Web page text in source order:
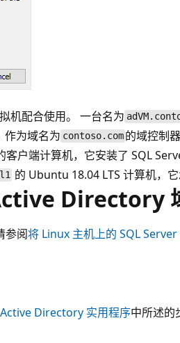
机配合使用。 一台名为
作为域名为 contoso.com 的域控制
客户端计算机，它安装了 SQL
的 Ubuntu 18.04 LTS 计算机，它
Directory
参阅将 Linux 主机上的 SQL
Directory 实用程序中所述的